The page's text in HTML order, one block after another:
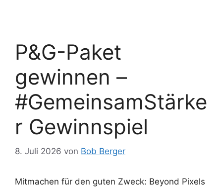
P&G-Paket
gewinnen –
#GemeinsamStärke
r Gewinnspiel
8. Juli 2026 von Bob Berger
Mitmachen für den guten Zweck: Beyond Pixels